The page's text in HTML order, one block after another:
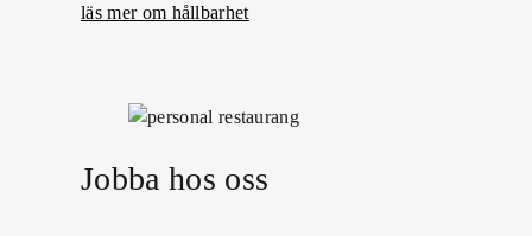
läs mer om hållbarhet
Jobba hos oss